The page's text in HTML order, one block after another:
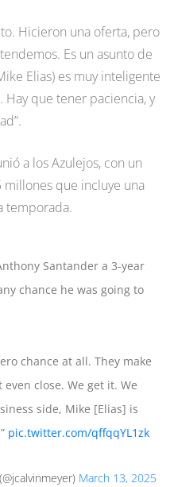
Hicieron una oferta, pero
Es un asunto de
Elias) es muy inteligente
que tener paciencia, y
a los Azulejos, con un
millones que incluye una
temporada.
Santander a 3-year
chance he was going to
chance at all. They make
close. We get it. We
side, Mike [Elias] is
pic.twitter.com/qffqqYL1zk
March 13, 2025